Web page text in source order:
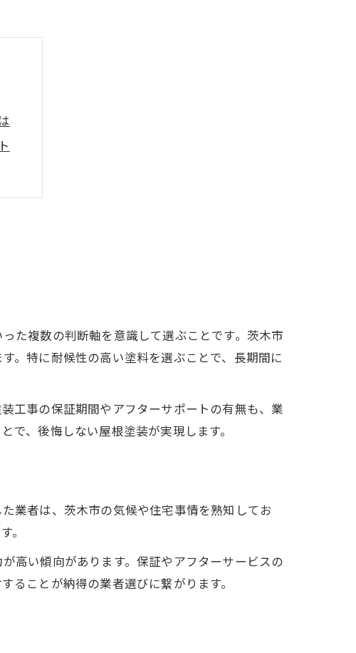
た複数の判断軸を意識して選ぶことです。茨木市
。特に耐候性の高い塗料を選ぶことで、長期間に
工事の保証期間やアフターサポートの有無も、業
、後悔しない屋根塗装が実現します。
業者は、茨木市の気候や住宅事情を熟知してお
。
高い傾向があります。保証やアフターサービスの
ことが納得の業者選びに繋がります。